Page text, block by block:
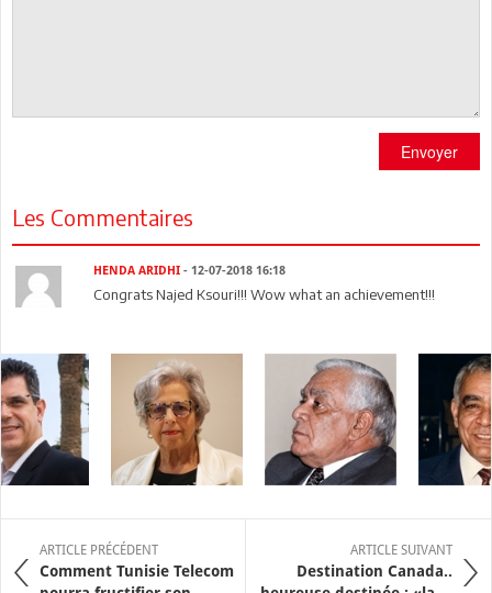
Envoyer
Les Commentaires
HENDA ARIDHI - 12-07-2018 16:18
Congrats Najed Ksouri!!! Wow what an achievement!!!
ARTICLE PRÉCÉDENT
Comment Tunisie Telecom
ARTICLE SUIVANT
Destination Canada..